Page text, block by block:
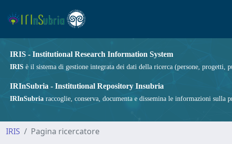
IRIS - Institutional Research Information System
IRIS è il sistema di gestione integrata dei dati della ricerca (persone,
IRInSubria - Institutional Repository Insubria
IRInSubria raccoglie, conserva, documenta e dissemina le informazioni
IRIS Pagina ricercatore